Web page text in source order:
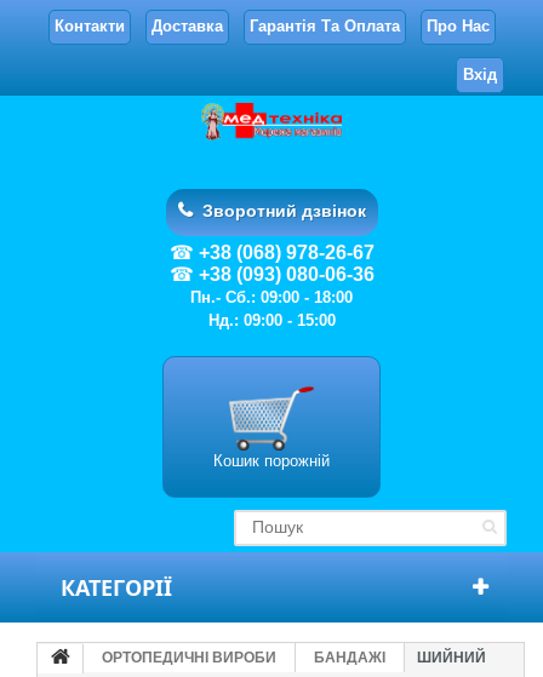
Контакти Доставка Гарантія Та Оплата Про Нас
Вхід
Зворотний дзвінок
+38 (068) 978-26-67
+38 (093) 080-06-36
Пн.- Сб.: 09:00 - 18:00
Нд.: 09:00 - 15:00
Кошик порожній
КАТЕГОРІЇ
ОРТОПЕДИЧНІ ВИРОБИ БАНДАЖІ
ШИЙНИЙ